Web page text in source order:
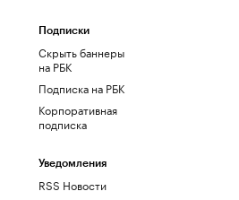
Подписки
Скрыть баннеры
на РБК
Подписка на РБК
Корпоративная
подписка
Уведомления
RSS Новости